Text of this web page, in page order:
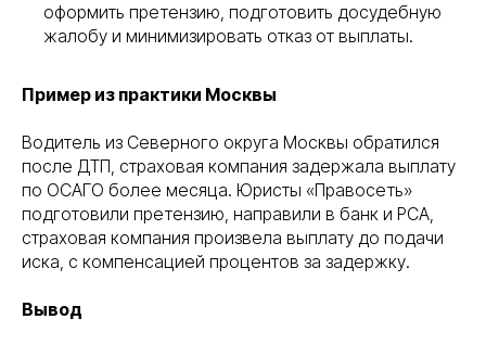
оформить претензию, подготовить досудебную
жалобу и минимизировать отказ от выплаты.
Пример из практики Москвы
Водитель из Северного округа Москвы обратился
после ДТП, страховая компания задержала выплату
по ОСАГО более месяца. Юристы «Правосеть»
подготовили претензию, направили в банк и РСА,
страховая компания произвела выплату до подачи
иска, с компенсацией процентов за задержку.
Вывод